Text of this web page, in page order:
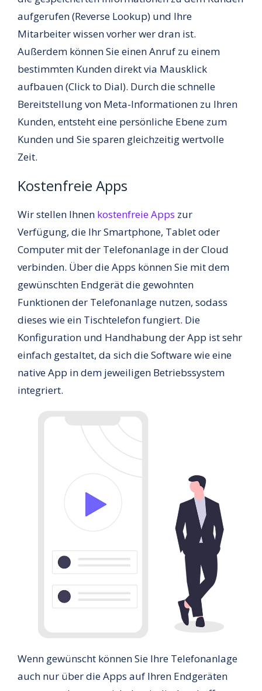
aufgerufen (Reverse Lookup) und Ihre
Mitarbeiter wissen vorher wer dran ist.
Außerdem können Sie einen Anruf zu einem
bestimmten Kunden direkt via Mausklick
aufbauen (Click to Dial). Durch die schnelle
Bereitstellung von Meta-Informationen zu Ihren
Kunden, entsteht eine persönliche Ebene zum
Kunden und Sie sparen gleichzeitig wertvolle
Zeit.
Kostenfreie Apps
Wir stellen Ihnen kostenfreie Apps zur
Verfügung, die Ihr Smartphone, Tablet oder
Computer mit der Telefonanlage in der Cloud
verbinden. Über die Apps können Sie mit dem
gewünschten Endgerät die gewohnten
Funktionen der Telefonanlage nutzen, sodass
dieses wie ein Tischtelefon fungiert. Die
Konfiguration und Handhabung der App ist sehr
einfach gestaltet, da sich die Software wie eine
native App in dem jeweiligen Betriebssystem
integriert.
Wenn gewünscht können Sie Ihre Telefonanlage
auch nur über die Apps auf Ihren Endgeräten